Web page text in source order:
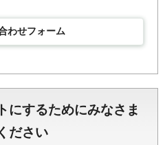
わせフォーム
にするためにみなさま
ださい